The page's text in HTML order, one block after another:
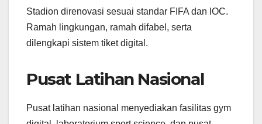
Stadion direnovasi sesuai standar FIFA dan IOC.
Ramah lingkungan, ramah difabel, serta
dilengkapi sistem tiket digital.
Pusat Latihan Nasional
Pusat latihan nasional menyediakan fasilitas gym